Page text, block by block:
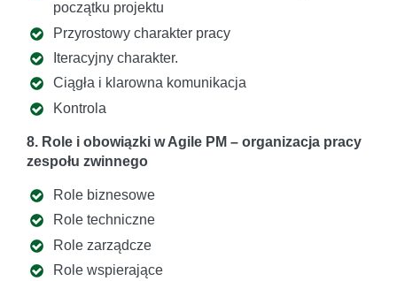
początku projektu
Przyrostowy charakter pracy
Iteracyjny charakter.
Ciągła i klarowna komunikacja
Kontrola
8. Role i obowiązki w Agile PM – organizacja pracy
zespołu zwinnego
Role biznesowe
Role techniczne
Role zarządcze
Role wspierające